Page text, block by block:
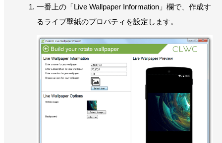
一番上の「Live Wallpaper Information」欄で、作成す
るライブ壁紙のプロパティを設定します。